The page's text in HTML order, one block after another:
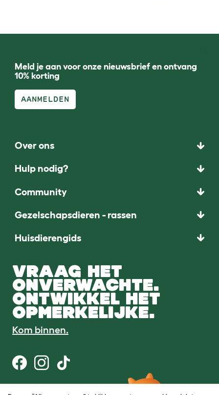
Meld je aan voor onze nieuwsbrief en ontvang
10% korting
AANMELDEN
Over ons
Hulp nodig?
Community
Gezelschapsdieren - rassen
Huisdierengids
VRAAG HET
ONVERWACHTE.
ONTWIKKEL HET
OPMERKELIJKE.
Kom binnen.